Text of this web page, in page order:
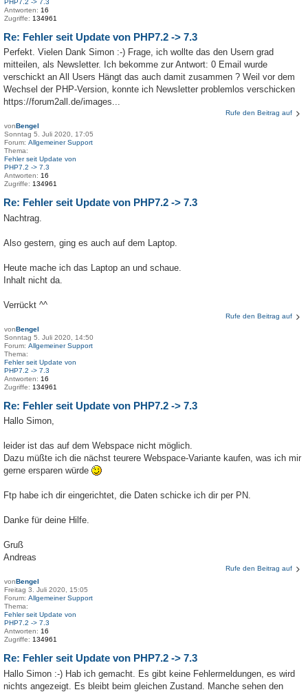
Antworten: 16
Zugriffe: 134961
Re: Fehler seit Update von PHP7.2 -> 7.3
Perfekt. Vielen Dank Simon :-) Frage, ich wollte das den Usern grad
mitteilen, als Newsletter. Ich bekomme zur Antwort: 0 Email wurde
verschickt an All Users Hängt das auch damit zusammen ? Weil vor dem
Wechsel der PHP-Version, konnte ich Newsletter problemlos verschicken
https://forum2all.de/images...
Rufe den Beitrag auf
vonBengel
Sonntag 5. Juli 2020, 17:05
Forum: Allgemeiner Support
Thema:
Fehler seit Update von
PHP7.2 -> 7.3
Antworten: 16
Zugriffe: 134961
Re: Fehler seit Update von PHP7.2 -> 7.3
Nachtrag.
Also gestern, ging es auch auf dem Laptop.
Heute mache ich das Laptop an und schaue.
Inhalt nicht da.
Verrückt ^^
Rufe den Beitrag auf
vonBengel
Sonntag 5. Juli 2020, 14:50
Forum: Allgemeiner Support
Thema:
Fehler seit Update von
PHP7.2 -> 7.3
Antworten: 16
Zugriffe: 134961
Re: Fehler seit Update von PHP7.2 -> 7.3
Hallo Simon,
leider ist das auf dem Webspace nicht möglich.
Dazu müßte ich die nächst teurere Webspace-Variante kaufen, was ich mir
gerne ersparen würde
Ftp habe ich dir eingerichtet, die Daten schicke ich dir per PN.
Danke für deine Hilfe.
Gruß
Andreas
Rufe den Beitrag auf
vonBengel
Freitag 3. Juli 2020, 15:05
Forum: Allgemeiner Support
Thema:
Fehler seit Update von
PHP7.2 -> 7.3
Antworten: 16
Zugriffe: 134961
Re: Fehler seit Update von PHP7.2 -> 7.3
Hallo Simon :-) Hab ich gemacht. Es gibt keine Fehlermeldungen, es wird
nichts angezeigt. Es bleibt beim gleichen Zustand. Manche sehen den